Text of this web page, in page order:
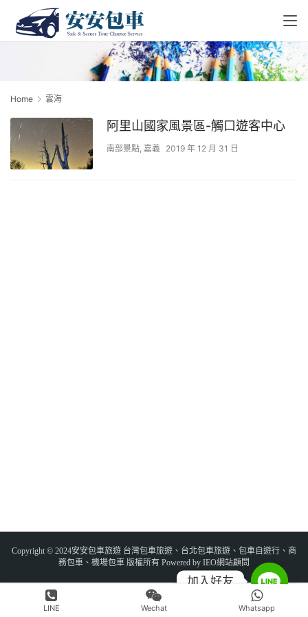
Home 雲海
阿里山國家風景區-觸口遊客中心
南部景點 嘉義 2019 年 12 月 31 日
Copyright © 2024安安包車旅遊 台灣包車旅遊、台北包車旅遊、包車自遊行、商
務包車、機場包車 版權所有 Powered by IEO網站顧問
LINE Wechat Whatsapp
加入好友